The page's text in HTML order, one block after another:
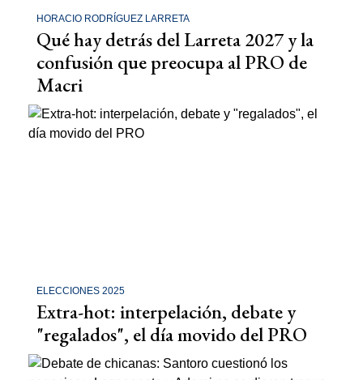
HORACIO RODRÍGUEZ LARRETA
Qué hay detrás del Larreta 2027 y la
confusión que preocupa al PRO de
Macri
ELECCIONES 2025
Extra-hot: interpelación, debate y
"regalados", el día movido del PRO